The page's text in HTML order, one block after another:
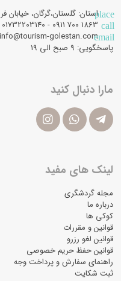
placeاستان: گلستان،گرگان، خیابان فرهنگ
call
email
info@tourism-golestan.com
پاسخگویی: ۹ صبح الی 19
مارا دنبال کنید
لینک های مفید
مجله گردشگری
درباره ما
کوکی ها
قوانین و مقررات
قوانین لغو رزرو
قوانین حفظ حریم خصوصی
راهنمای سفارش و پرداخت وجه
ثبت شکایت